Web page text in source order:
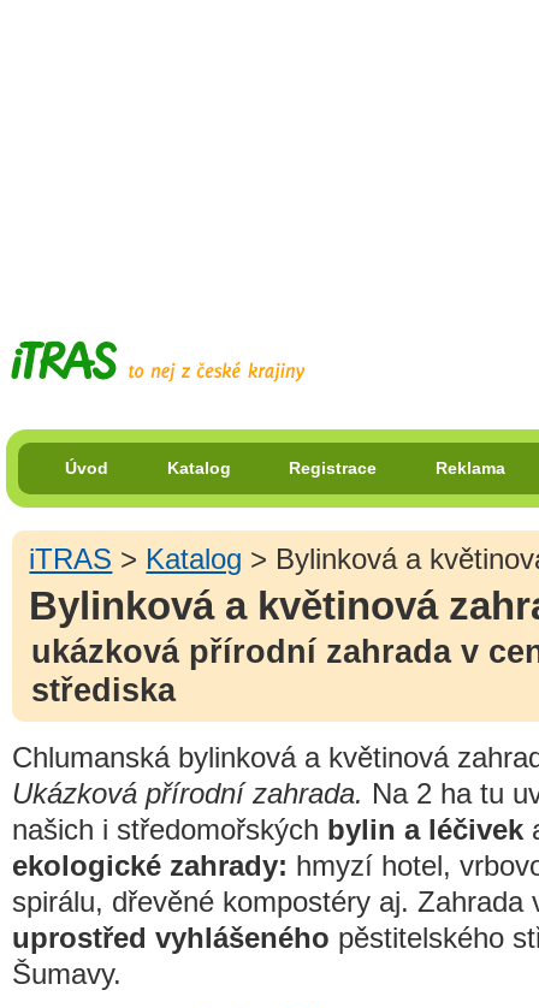
Úvod Katalog Registrace Reklama
iTRAS > Katalog > Bylinková a
Bylinková a květinová
ukázková přírodní zahrada v
střediska
Chlumanská bylinková a květinová
Ukázková přírodní zahrada. Na 2 ha tu
našich i středomořských bylin a léčivek
ekologické zahrady: hmyzí hotel,
spirálu, dřevěné kompostéry aj. Zahrada
uprostřed vyhlášeného pěstitelského
Šumavy.